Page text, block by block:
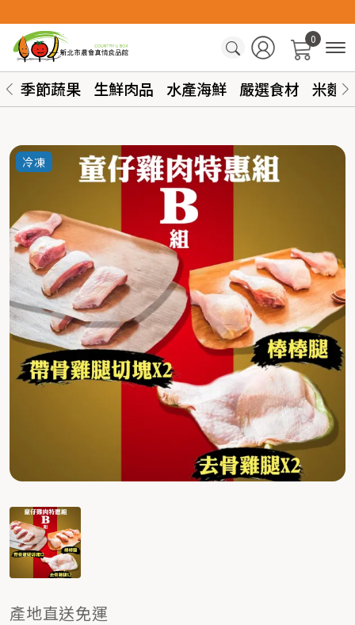
0
季節蔬果 生鮮肉品 水產海鮮 嚴選食材 米麵
冷凍
產地直送免運